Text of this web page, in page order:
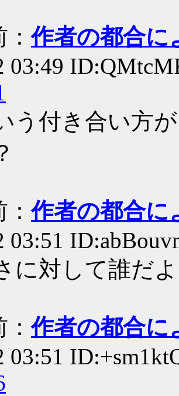
：作者の都合に
03:49
う付き合い方
：作者の都合に
03:51
に対して誰だ
：作者の都合に
03:51